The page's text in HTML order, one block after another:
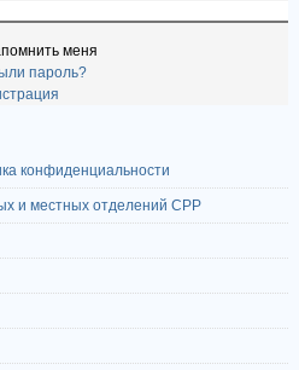
меня
пароль?
конфиденциальности
и местных отделений СРР